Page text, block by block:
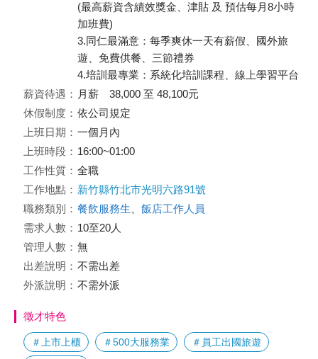
(最高薪資含績效獎金、津貼 及 預估每月8小時
加班費)
3.同仁最滿意：每季爽休一天有薪假、國外旅
遊、免費供餐、三節禮券
4.培訓最專業：系統化培訓課程、線上學習平台
薪資待遇： 月薪 38,000 至 48,100元
休假制度： 依公司規定
上班日期： 一個月內
上班時段： 16:00~01:00
工作性質： 全職
工作地點： 新竹縣竹北市光明六路91號
職務類別： 餐飲服務生
飯店工作人員
需求人數： 10至20人
管理人數： 無
出差說明： 不需出差
外派說明： 不需外派
徵才特色
＃上市上櫃 ＃500大服務業 ＃員工出國旅遊